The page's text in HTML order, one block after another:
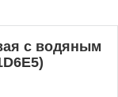
с водяным